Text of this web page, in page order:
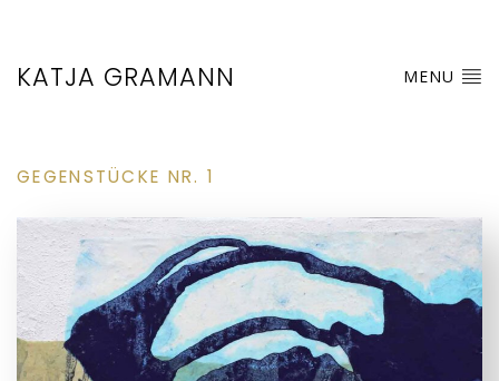
KATJA GRAMANN MENU
GEGENSTÜCKE NR. 1